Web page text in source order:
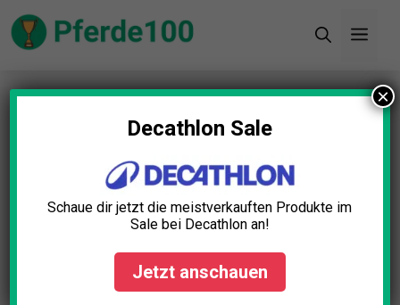
Zum
Inhalt
Startseite»Blog»Pferdezucht und -haltung:
Grundlagen für EinsteigerDecathlon Sale
Schaue dir jetzt die meistverkauften Produkte im
Sale bei Decathlon an!
Jetzt anschauen
×